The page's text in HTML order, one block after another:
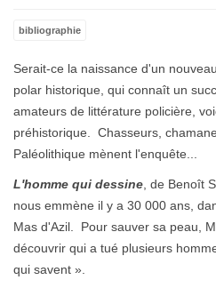
bibliographie
Serait-ce la naissance d'un
polar historique, qui connaît un
amateurs de littérature policière,
préhistorique. Chasseurs,
Paléolithique mènent l'enquête...
L'homme qui dessine , de Benoît
nous emmène il y a 30 000 ans,
Mas d'Azil. Pour sauver sa peau,
découvrir qui a tué plusieurs
qui savent ».